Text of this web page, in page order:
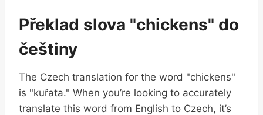
Překlad slova "chickens" do
češtiny
The Czech translation for the word "chickens"
is "kuřata." When you’re looking to accurately
translate this word from English to Czech, it’s